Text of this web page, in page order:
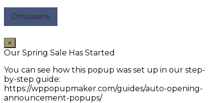
Отправить
×
Our Spring Sale Has Started
You can see how this popup was set up in our step-
by-step guide:
https://wppopupmaker.com/guides/auto-opening-
announcement-popups/